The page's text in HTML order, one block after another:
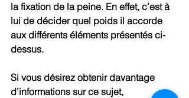
la fixation de la peine. En effet, c’est à
lui de décider quel poids il accorde
aux différents éléments présentés ci-
dessus.
Si vous désirez obtenir davantage
d’informations sur ce sujet,